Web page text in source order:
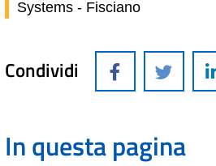
Systems - Fisciano
Condividi
In questa pagina